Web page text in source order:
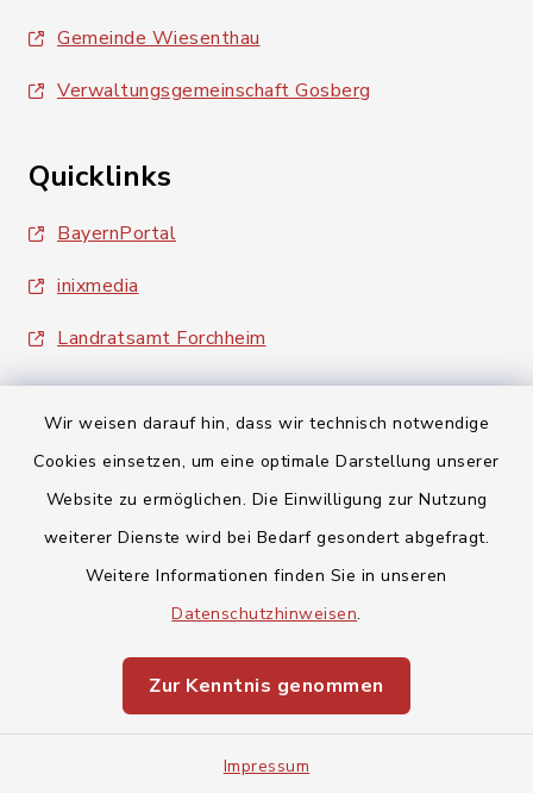
Wir weisen darauf hin, dass wir technisch notwendige
Cookies einsetzen, um eine optimale Darstellung unserer
Website zu ermöglichen. Die Einwilligung zur Nutzung
weiterer Dienste wird bei Bedarf gesondert abgefragt.
Weitere Informationen finden Sie in unseren
Datenschutzhinweisen.
Zur Kenntnis genommen
Impressum
Gemeinde Wiesenthau
Verwaltungsgemeinschaft Gosberg
Quicklinks
BayernPortal
inixmedia
Landratsamt Forchheim
Kontakt
Barrierefreiheit
Impressum
Sitemap